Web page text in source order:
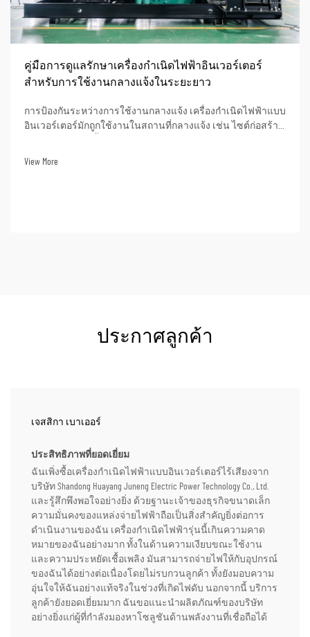
คู่มือการดูแลรักษาเครื่องกำเนิดไฟฟ้าอินเวอร์เตอร์
สำหรับการใช้งานกลางแจ้งในระยะยาว
การป้องกันระหว่างการใช้งานกลางแจ้ง เครื่องกำเนิดไฟฟ้าแบบ
อินเวอร์เตอร์มักถูกใช้งานในสถานที่กลางแจ้ง เช่น ไซต์ก่อสร้าง
View More
ประกาศลูกค้า
เจสสิกา เบาเออร์
ประสิทธิภาพที่ยอดเยี่ยม
ฉันเพิ่งซื้อเครื่องกำเนิดไฟฟ้าแบบอินเวอร์เตอร์ไร้เสียงจาก
บริษัท Shandong Huayang Juneng Electric Power Technology Co., Ltd.
และรู้สึกพึงพอใจอย่างยิ่ง ด้วยฐานะเจ้าของธุรกิจขนาดเล็ก
ความมั่นคงของแหล่งจ่ายไฟฟ้าถือเป็นสิ่งสำคัญยิ่งต่อการ
ดำเนินงานของฉัน เครื่องกำเนิดไฟฟ้ารุ่นนี้เกินความคาด
หมายของฉันอย่างมาก ทั้งในด้านความเงียบขณะใช้งาน
และความประหยัดเชื้อเพลิง มันสามารถจ่ายไฟให้กับอุปกรณ์
ของฉันได้อย่างต่อเนื่องโดยไม่รบกวนลูกค้า ทั้งยังมอบความ
อุ่นใจให้ฉันอย่างแท้จริงในช่วงที่เกิดไฟดับ นอกจากนี้ บริการ
ลูกค้ายังยอดเยี่ยมมาก ฉันขอแนะนำผลิตภัณฑ์ของบริษัท
อย่างยิ่งแก่ผู้ที่กำลังมองหาโซลูชันด้านพลังงานที่เชื่อถือได้